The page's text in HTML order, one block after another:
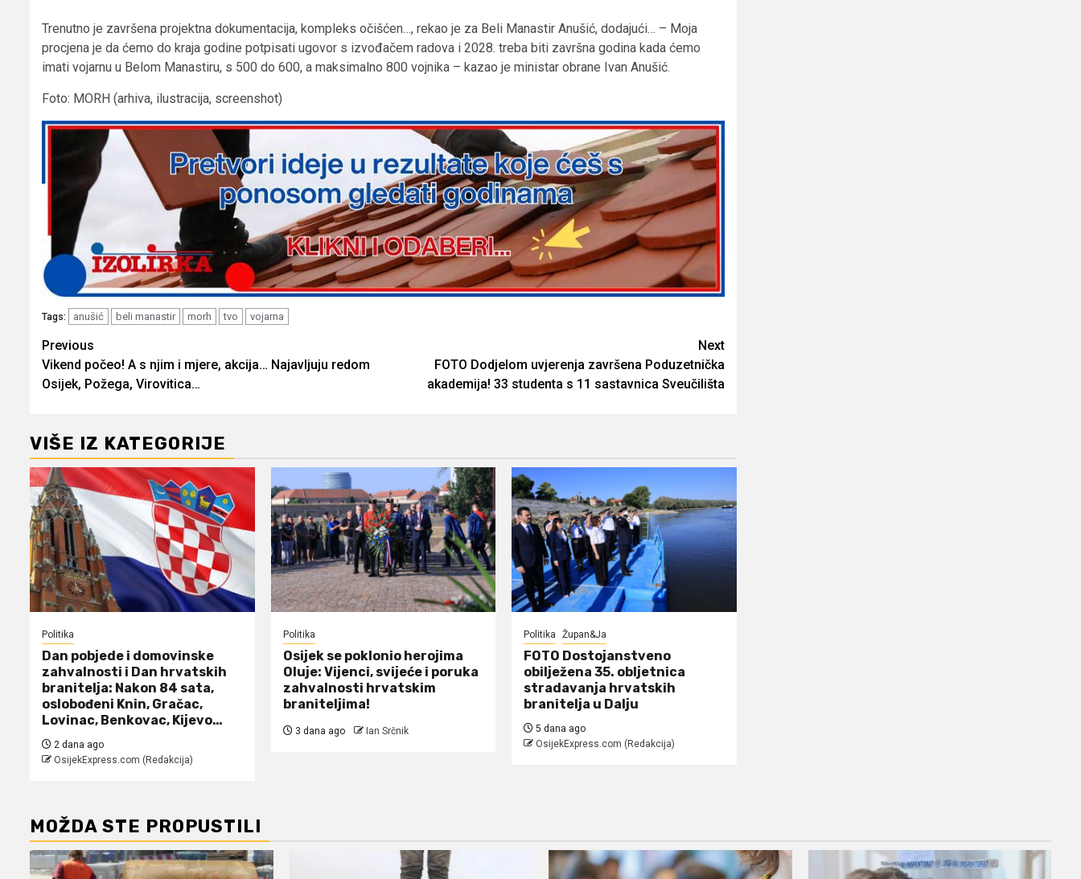
Trenutno je završena projektna dokumentacija, kompleks očišćen…, rekao je za Beli Manastir Anušić, dodajući… – Moja
procjena je da ćemo do kraja godine potpisati ugovor s izvođačem radova i 2028. treba biti završna godina kada ćemo
imati vojarnu u Belom Manastiru, s 500 do 600, a maksimalno 800 vojnika – kazao je ministar obrane Ivan Anušić.
Foto: MORH (arhiva, ilustracija, screenshot)
Tags: anušić beli manastir morh tvo vojarna
Post
navigation
Previous
Vikend počeo! A s njim i mjere, akcija… Najavljuju redom
Osijek, Požega, Virovitica…
Next
FOTO Dodjelom uvjerenja završena Poduzetnička
akademija! 33 studenta s 11 sastavnica Sveučilišta
VIŠE IZ KATEGORIJE
Politika
Dan pobjede i domovinske
zahvalnosti i Dan hrvatskih
branitelja: Nakon 84 sata,
oslobođeni Knin, Gračac,
Lovinac, Benkovac, Kijevo…
2 dana ago
OsijekExpress.com (Redakcija)
Politika
Osijek se poklonio herojima
Oluje: Vijenci, svijeće i poruka
zahvalnosti hrvatskim
braniteljima!
3 dana ago Ian Srčnik
Politika Župan&Ja
FOTO Dostojanstveno
obilježena 35. obljetnica
stradavanja hrvatskih
branitelja u Dalju
5 dana ago
OsijekExpress.com (Redakcija)
MOŽDA STE PROPUSTILI